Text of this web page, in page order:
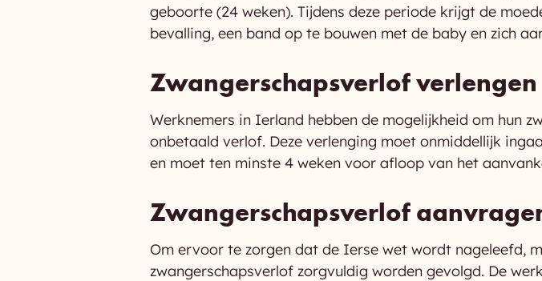
geboorte (24 weken). Tijdens deze periode krijgt de
bevalling, een band op te bouwen met de baby en zich
Zwangerschapsverlof verlengen
Werknemers in Ierland hebben de mogelijkheid om hun
onbetaald verlof. Deze verlenging moet onmiddellijk
en moet ten minste 4 weken voor afloop van het
Zwangerschapsverlof
Om ervoor te zorgen dat de Ierse wet wordt nageleefd,
zwangerschapsverlof zorgvuldig worden gevolgd. De